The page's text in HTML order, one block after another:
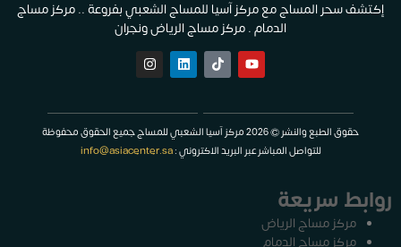
إكتشف سحر المساج مع مركز آسيا للمساج الشعبي بفروعة .. مركز مساج
الدمام . مركز مساج الرياض ونجران
حقوق الطبع والنشر © 2026 مركز آسيا الشعبي للمساج جميع الحقوق محفوظة
للتواصل المباشر عبر البريد الاكتروني :info@asiacenter.sa
روابط سريعة
مركز مساج الرياض
مركز مساج الدمام